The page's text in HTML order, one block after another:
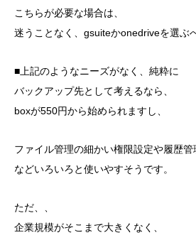
こちらが必要な場合は、
迷うことなく、gsuiteかonedriveを選ぶ
■上記のようなニーズがなく、純粋に
バックアップ先として考えるなら、
boxが550円から始められますし、
ファイル管理の細かい権限設定や履歴管
などいろいろと使いやすそうです。
ただ、、
企業規模がそこまで大きくなく、